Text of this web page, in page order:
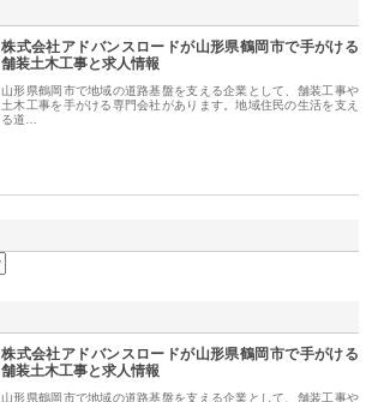
株式会社アドバンスロードが山形県鶴岡市で手がける
舗装土木工事と求人情報
山形県鶴岡市で地域の道路基盤を支える企業として、舗装工事や
土木工事を手がける専門会社があります。地域住民の生活を支え
る道…
株式会社アドバンスロードが山形県鶴岡市で手がける
舗装土木工事と求人情報
山形県鶴岡市で地域の道路基盤を支える企業として、舗装工事や